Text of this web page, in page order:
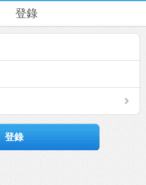
登錄
登錄